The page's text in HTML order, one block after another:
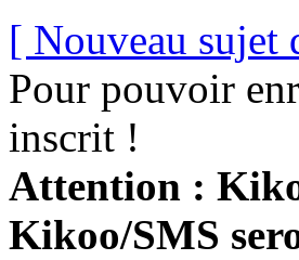
[ Nouveau sujet
Pour pouvoir
inscrit !
Attention :
Kikoo/SMS